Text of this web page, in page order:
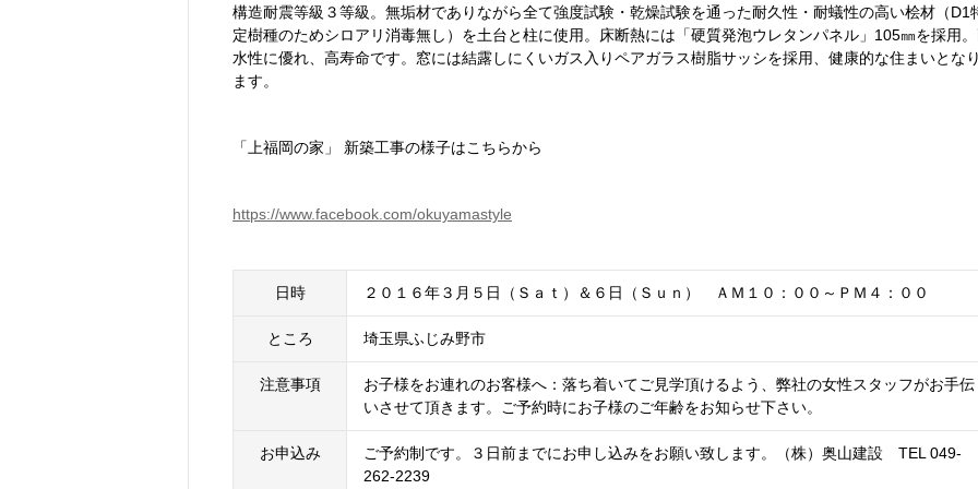
構造耐震等級３等級。無垢材でありながら全て強度試験・乾燥試験を通った耐久性・耐蟻性の高い桧材（D1
定樹種のためシロアリ消毒無し）を土台と柱に使用。床断熱には「硬質発泡ウレタンパネル」105㎜を採用
水性に優れ、高寿命です。窓には結露しにくいガス入りペアガラス樹脂サッシを採用、健康的な住まいとなり
ます。
「上福岡の家」 新築工事の様子はこちらから
https://www.facebook.com/okuyamastyle
日時 ２０１６年３月５日（Ｓａｔ）＆６日（Ｓｕｎ） ＡＭ１０：００～ＰＭ４：００
ところ 埼玉県ふじみ野市
注意事項
お子様をお連れのお客様へ：落ち着いてご見学頂けるよう、弊社の女性スタッフがお手伝
いさせて頂きます。ご予約時にお子様のご年齢をお知らせ下さい。
お申込み
ご予約制です。３日前までにお申し込みをお願い致します。（株）奥山建設 TEL 049-
262-2239